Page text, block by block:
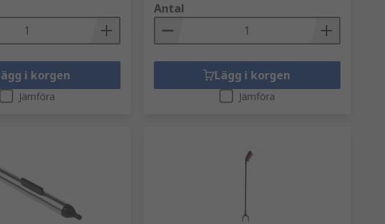
i korgen
Jämföra
Antal
Lägg i korgen
Jämföra